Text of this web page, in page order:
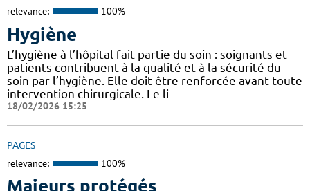
relevance: 100%
Hygiène
L’hygiène à l’hôpital fait partie du soin : soignants et
patients contribuent à la qualité et à la sécurité du
soin par l’hygiène. Elle doit être renforcée avant toute
intervention chirurgicale. Le li
18/02/2026 15:25
PAGES
relevance: 100%
Majeurs protégés